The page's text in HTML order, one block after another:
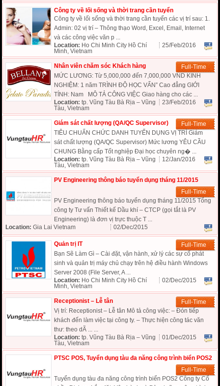
Công ty về lối sống và thời trang cần tuyển
Công ty về lối sống và thời trang cần tuyển các vị trí sau: 1.
Admin: 02 vị trí – Thông thạo Word, Excel, Email, Internet
và các công việc văn p ...
Location: Ho Chi Minh City Hồ Chí
Minh, Vietnam
25/Feb/2016
Nhân viên chăm sóc Khách hàng
Full-Time
MỨC LƯƠNG: Từ 5,000,000 đến 7,000,000 VND KINH
NGHIỆM: 1 năm TRÌNH ĐỘ HỌC VẤN” Cao đẳng GIỚI
TÍNH: Nam MÔ TẢ CÔNG VIỆC Giao hàng cho các ...
Location: tp. Vũng Tàu Bà Rịa – Vũng
Tàu, Vietnam
23/Feb/2016
Giám sát chất lượng (QA/QC Supervisor)
Full-Time
TIÊU CHUẨN CHỨC DANH TUYỂN DỤNG VỊ TRÍ Giám
sát chất lượng (QA/QC Supervisor) Mức lương YÊU CẦU
CHUNG Bằng cấp Tốt nghiệp Đại học chuyên ng� ...
Location: tp. Vũng Tàu Bà Rịa – Vũng
Tàu, Vietnam
12/Jan/2016
PV Engineering thông báo tuyển dụng tháng 11/2015
Full-Time
PV Engineering thông báo tuyển dụng tháng 11/2015 Tổng
công ty Tư vấn Thiết kế Dầu khí – CTCP (gọi tắt là PV
Engineering) là đơn vị trực thuộc T ...
Location: Gia Lai Vietnam 02/Dec/2015
Quản trị IT
Full-Time
Bạn Sẽ Làm Gì – Cài đặt, vận hành, xử lý các sự cố phát
sinh và quản trị máy chủ chạy trên hệ điều hành Windows
Server 2008 (File Server, A ...
Location: Ho Chi Minh City Hồ Chí
Minh, Vietnam
02/Dec/2015
Receptionist – Lễ tân
Full-Time
Vị trí: Receptionist – Lễ tân Mô tả công việc: – Đón tiếp
khách đến làm việc tại công ty. – Thực hiện công tác văn
thư: theo dÃ ... ...
Location: tp. Vũng Tàu Bà Rịa – Vũng
Tàu, Vietnam
01/Dec/2015
PTSC POS, Tuyển dụng tàu đa năng công trình biển POS2
Full-Time
Tuyển dụng tàu đa năng công trình biển POS2 Công ty Cổ